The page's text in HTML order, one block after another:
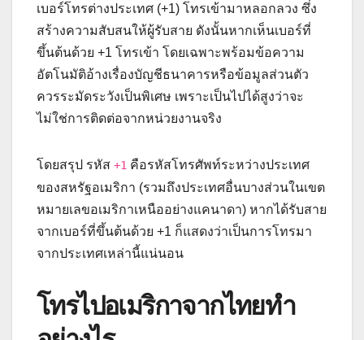
เบอร์โทรต่างประเทศ (+1) โทรเข้ามาหลอกลวง ซึ่ง
สร้างความสับสนให้ผู้รับสาย ดังนั้นหากเห็นเบอร์ที่
ขึ้นต้นด้วย +1 โทรเข้า โดยเฉพาะพร้อมข้อความ
อัตโนมัติอ้างเรื่องบัญชีธนาคารหรือข้อมูลส่วนตัว
ควรระมัดระวังเป็นพิเศษ เพราะเป็นไปได้สูงว่าจะ
ไม่ใช่การติดต่อจากหน่วยงานจริง
โดยสรุป รหัส +1 คือรหัสโทรศัพท์ระหว่างประเทศ
ของสหรัฐอเมริกา (รวมถึงประเทศอื่นบางส่วนในเขต
หมายเลขอเมริกาเหนืออย่างแคนาดา) หากได้รับสาย
จากเบอร์ที่ขึ้นต้นด้วย +1 ก็แสดงว่าเป็นการโทรมา
จากประเทศเหล่านี้แน่นอน
โทรไปอเมริกาจากไทยทำ